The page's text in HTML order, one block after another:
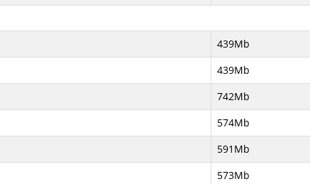
439Mb
439Mb
742Mb
574Mb
591Mb
573Mb